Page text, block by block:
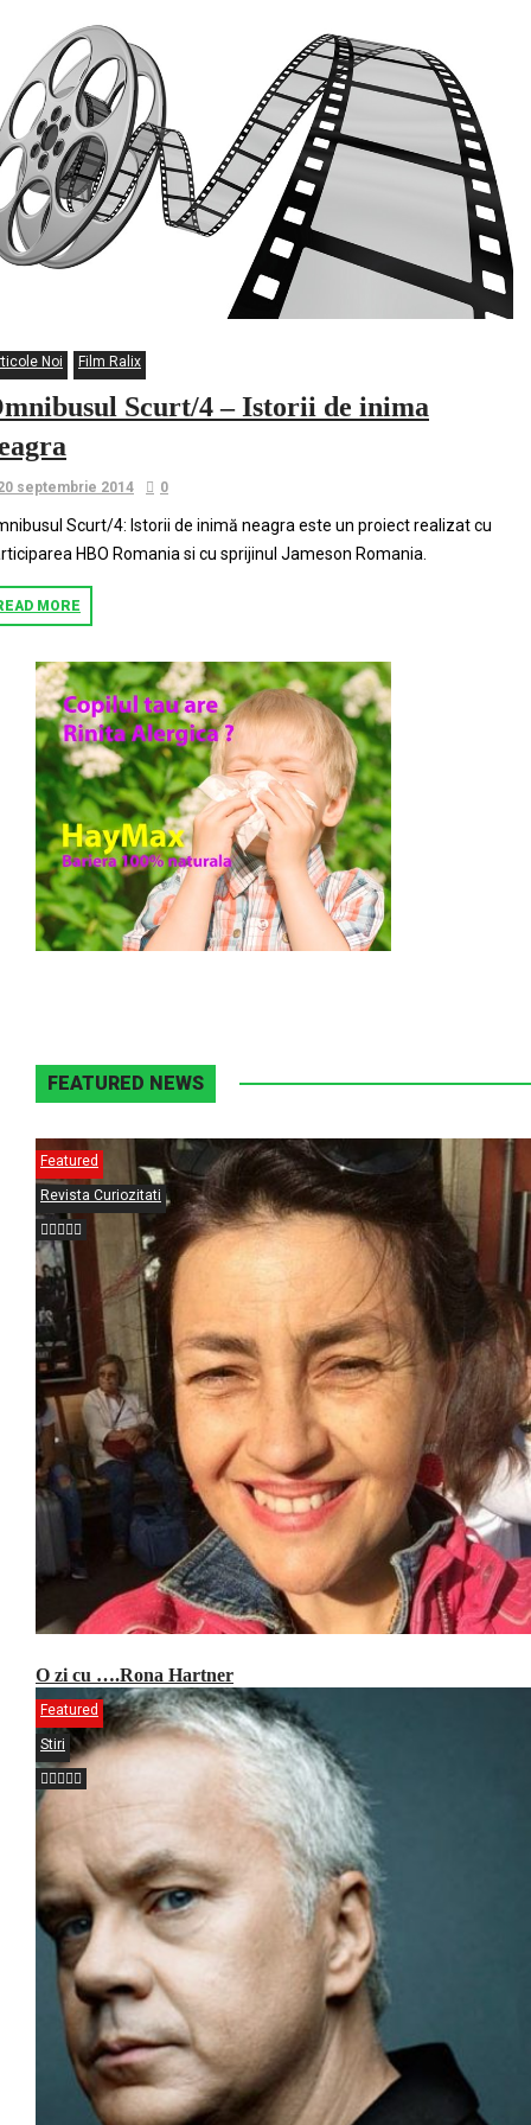
Noi Film Ralix
Scurt/4 – Istorii de inima
septembrie 2014 0
Scurt/4: Istorii de inimă neagra este un proiect realizat cu
HBO Romania si cu sprijinul Jameson Romania.
MORE
FEATURED NEWS
Featured
Revista Curiozitati
O zi cu ….Rona Hartner
Featured
Stiri